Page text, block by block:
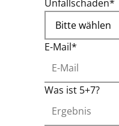
Unfallschaden*
E-Mail*
Was ist 5+7?